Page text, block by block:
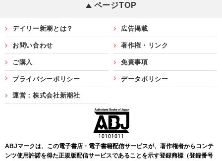
ページTOP
デイリー新潮とは？ 広告掲載
お問い合わせ 著作権・リンク
ご購入 免責事項
プライバシーポリシー データポリシー
運営：株式会社新潮社
ABJマークは、この電子書店・電子書籍配信サービスが、著作権者からコンテ
ンツ使用許諾を得た正規版配信サービスであることを示す登録商標（登録番号